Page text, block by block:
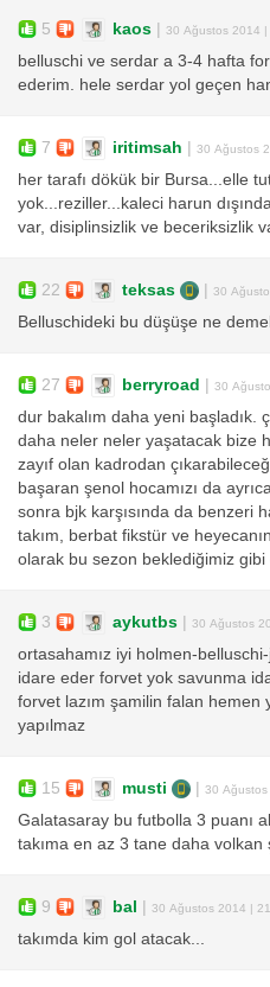
5 kaos | 30 Ağustos 2014 |
belluschi ve serdar a 3-4 hafta
ederim. hele serdar yol geçen
7 iritimsah | 30 Ağustos
her tarafı dökük bir Bursa...elle
yok...reziller...kaleci harun
var, disiplinsizlik ve beceriksizlik
22 teksas | 30
Belluschideki bu düşüşe ne
27 berryroad | 30
dur bakalım daha yeni
daha neler neler yaşatacak bize
zayıf olan kadrodan
başaran şenol hocamızı da
sonra bjk karşısında da benzeri
takım, berbat fikstür ve
olarak bu sezon beklediğimiz gibi
3 aykutbs | 30 Ağustos
ortasahamız iyi holmen-
idare eder forvet yok savunma
forvet lazım şamilin falan hemen
yapılmaz
15 musti | 30
Galatasaray bu futbolla 3 puanı
takıma en az 3 tane daha volkan
9 bal | 30 Ağustos 2014 |
takımda kim gol atacak...